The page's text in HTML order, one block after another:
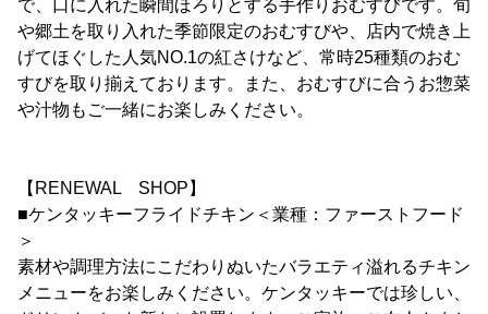
で、口に入れた瞬間ほろりとする手作りおむすびです。旬
や郷土を取り入れた季節限定のおむすびや、店内で焼き上
げてほぐした人気NO.1の紅さけなど、常時25種類のおむ
すびを取り揃えております。また、おむすびに合うお惣菜
や汁物もご一緒にお楽しみください。
【RENEWAL SHOP】
■ケンタッキーフライドチキン＜業種：ファーストフード
＞
素材や調理方法にこだわりぬいたバラエティ溢れるチキン
メニューをお楽しみください。ケンタッキーでは珍しい、